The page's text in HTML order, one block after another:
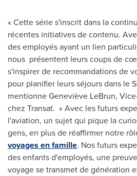
« Cette série s'inscrit dans la
récentes initiatives de contenu.
des employés ayant un lien
nous présentent leurs coups de
s'inspirer de recommandations de
pour planifier leurs séjours dans le
mentionne Geneviève LeBrun,
chez Transat. « Avec les futurs
l'aviation, un sujet qui pique la
gens, en plus de réaffirmer notre
voyages en famille. Nos futurs
des enfants d'employés, une
voyage se transmet de génération